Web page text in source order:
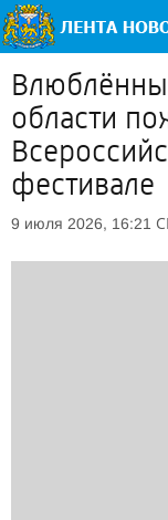
области
фестивале
9 июля 2026, 16:21